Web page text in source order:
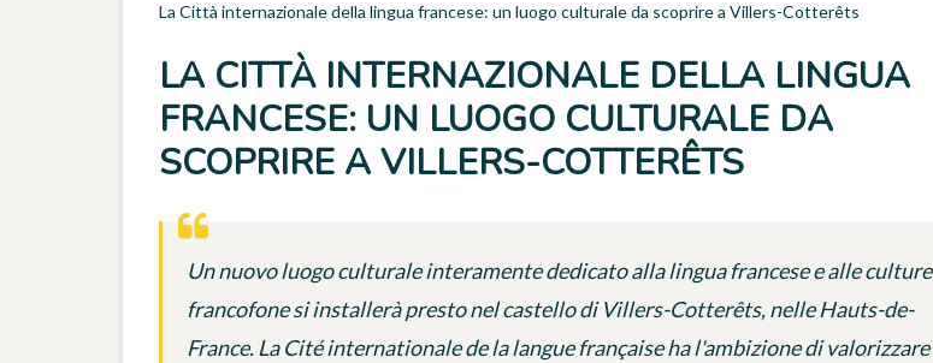
La Città internazionale della lingua francese: un luogo culturale da scoprire a Villers-Cotterêts
LA CITTÀ INTERNAZIONALE DELLA LINGUA
FRANCESE: UN LUOGO CULTURALE DA
SCOPRIRE A VILLERS-COTTERÊTS
Un nuovo luogo culturale interamente dedicato alla lingua francese e alle culture
francofone si installerà presto nel castello di Villers-Cotterêts, nelle Hauts-de-
France. La Cité internationale de la langue française ha l'ambizione di valorizzare